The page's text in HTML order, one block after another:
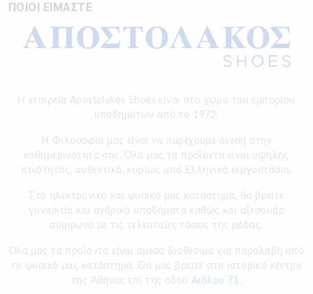
ΠΟΙΟΙ ΕΙΜΑΣΤΕ
Η εταιρεία Apostolakos Shoes είναι στο χώρο του εμπορίου
υποδημάτων από το 1972.
H Φιλοσοφία μας είναι να παρέχουμε άνεση στην
καθημερινότητα σας. Όλα μας τα προϊόντα είναι υψηλής
ποιότητας, αυθεντικά, κυρίως από Ελληνικά εεργοστάσια.
Στο ηλεκτρονικό και φυσικό μας κατάστημα, θα βρείτε
γυναικεία και ανδρικά υποδήματα καθώς και αξεσουάρ
σύμφωνα με τις τελευταίες τάσεις της μόδας.
Όλα μας τα προϊόντα είναι άμεσα διαθέσιμα για παραλαβή από
το φυσικό μας κατάστημα. Θα μας βρείτε στο ιστορικό κέντρο
της Αθήνας επί της οδού Αιόλου 71.